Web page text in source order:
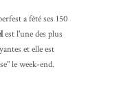
a fêté ses 150
est l'une des plus
et elle est
le week-end.